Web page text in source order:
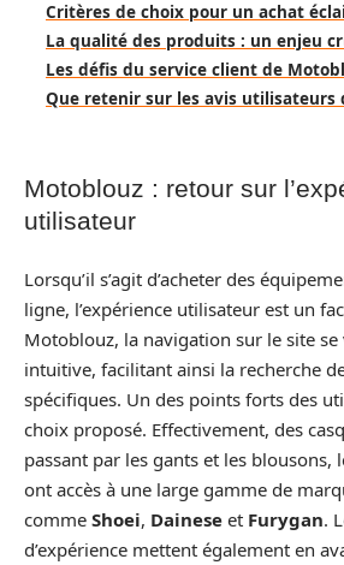
Critères de choix pour un achat
La qualité des produits : un enjeu
Les défis du service client de
Que retenir sur les avis utilisateurs
Motoblouz : retour sur
utilisateur
Lorsqu’il s’agit d’acheter des
ligne, l’expérience utilisateur est un
Motoblouz, la navigation sur le site
intuitive, facilitant ainsi la recherche
spécifiques. Un des points forts des
choix proposé. Effectivement, des
passant par les gants et les blousons,
ont accès à une large gamme de
comme Shoei, Dainese et Furygan.
d’expérience mettent également en